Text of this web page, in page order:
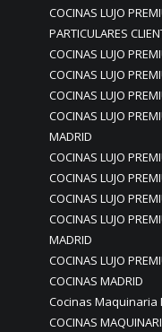
COCINAS LUJO
PARTICULARES
COCINAS LUJO
COCINAS LUJO
COCINAS LUJO
COCINAS LUJO
MADRID
COCINAS LUJO
COCINAS LUJO
COCINAS LUJO
COCINAS LUJO
MADRID
COCINAS LUJO
COCINAS MADRID
Cocinas
COCINAS